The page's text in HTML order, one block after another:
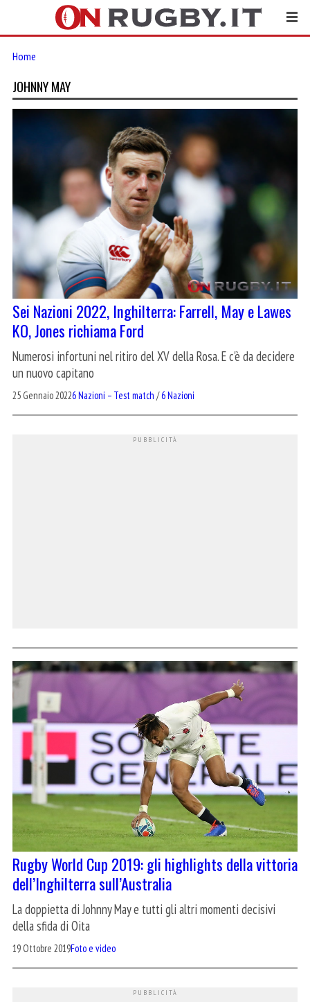
Home
JOHNNY MAY
Sei Nazioni 2022, Inghilterra: Farrell, May e Lawes
KO, Jones richiama Ford
Numerosi infortuni nel ritiro del XV della Rosa. E c'è da decidere
un nuovo capitano
25 Gennaio 20226 Nazioni – Test match /6 Nazioni
Rugby World Cup 2019: gli highlights della vittoria
dell’Inghilterra sull’Australia
La doppietta di Johnny May e tutti gli altri momenti decisivi
della sfida di Oita
19 Ottobre 2019Foto e video